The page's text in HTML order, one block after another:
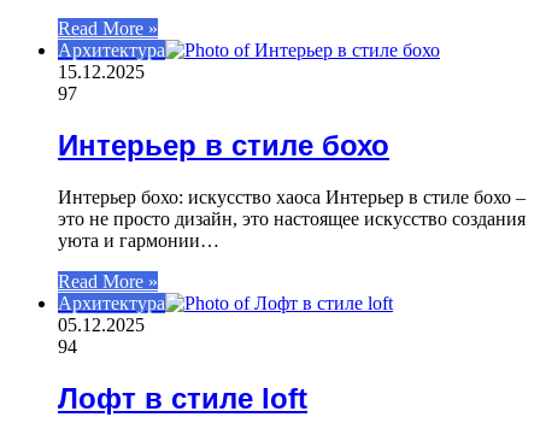
Read More »
Архитектура
15.12.2025
97
Интерьер в стиле бохо
Интерьер бохо: искусство хаоса Интерьер в стиле бохо –
это не просто дизайн, это настоящее искусство создания
уюта и гармонии…
Read More »
Архитектура
05.12.2025
94
Лофт в стиле loft